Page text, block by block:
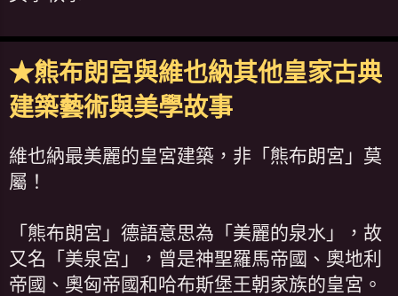
★熊布朗宮與維也納其他皇家古典
建築藝術與美學故事
維也納最美麗的皇宮建築，非「熊布朗宮」莫
屬！
「熊布朗宮」德語意思為「美麗的泉水」，故
又名「美泉宮」，曾是神聖羅馬帝國、奧地利
帝國、奧匈帝國和哈布斯堡王朝家族的皇宮。